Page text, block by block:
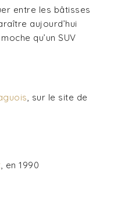
entre les bâtisses
aujourd’hui
qu’un SUV
, sur le site de
, en 1990